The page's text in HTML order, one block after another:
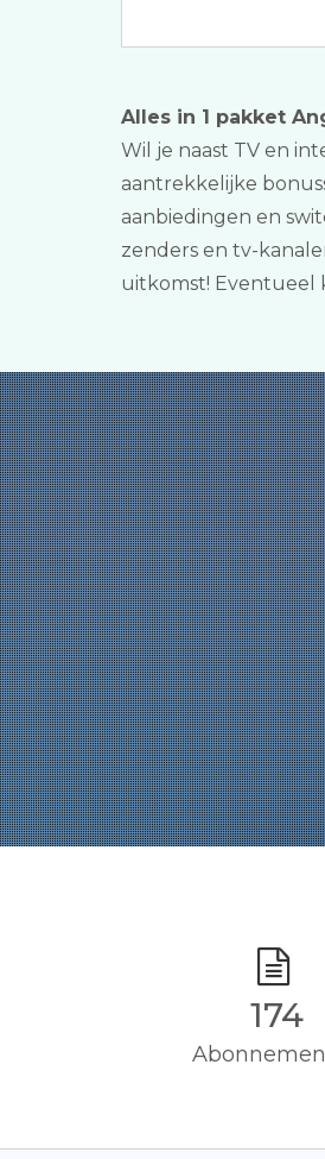
Alles in 1 pakket
Wil je naast TV en
aantrekkelijke
aanbiedingen en
zenders en tv-
uitkomst! Eventueel
175